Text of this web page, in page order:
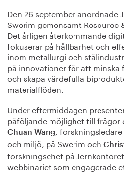
Den 26 september anordnade
Swerim gemensamt Resource
Det årligen återkommande
fokuserar på hållbarhet och
inom metallurgi och
på innovationer för att
och skapa värdefulla
materialflöden.
Under eftermiddagen
påföljande möjlighet till frågor
Chuan Wang,
och miljö, på Swerim och
forskningschef på
webbinariet som engagerade